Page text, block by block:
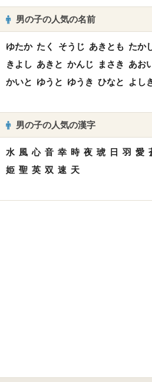
男の子の人気の名前
ゆたか たく そうじ あきとも たか
きよし あきと かんじ まさき あお
かいと ゆうと ゆうき ひなと よし
男の子の人気の漢字
水 風 心 音 幸 時 夜 琥 日 羽 愛
姫 聖 英 双 速 天